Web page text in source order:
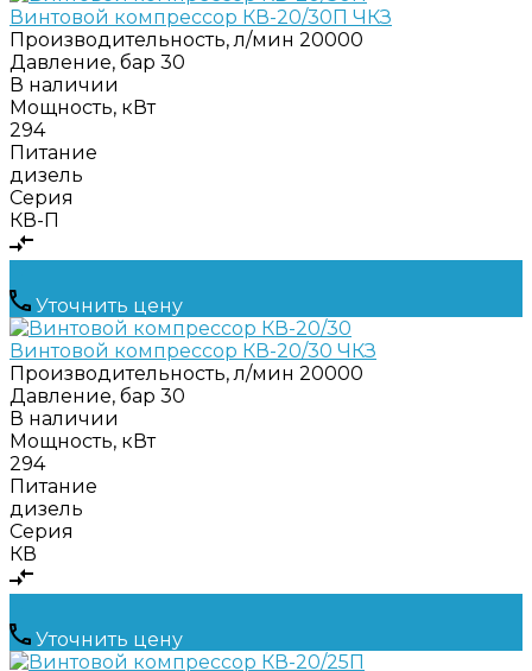
Винтовой компрессор КВ-20/30П ЧКЗ
Производительность, л/мин 20000
Давление, бар 30
В наличии
Мощность, кВт
294
Питание
дизель
Серия
КВ-П
Уточнить цену
Винтовой компрессор КВ-20/30 ЧКЗ
Производительность, л/мин 20000
Давление, бар 30
В наличии
Мощность, кВт
294
Питание
дизель
Серия
КВ
Уточнить цену